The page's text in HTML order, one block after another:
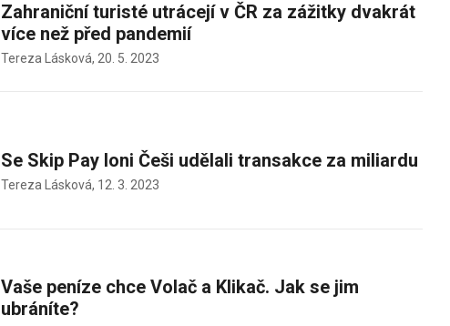
Zahraniční turisté utrácejí v ČR za zážitky dvakrát
více než před pandemií
Tereza Lásková, 20. 5. 2023
Se Skip Pay loni Češi udělali transakce za miliardu
Tereza Lásková, 12. 3. 2023
Vaše peníze chce Volač a Klikač. Jak se jim
ubráníte?